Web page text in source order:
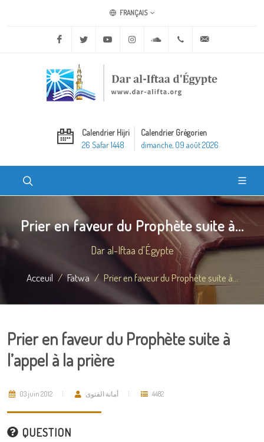
FRANÇAIS
Facebook Twitter Youtube Instagram Soundcloud+20 2 25970400
Calendrier Hijri
26 Safar 1448
Calendrier Grégorien
dimanche, 09 août 2026
Prier en faveur du Prophète suite à...
Dar al-Iftaa d'Égypte
Acceuil Fatwa Prier en faveur du Prophète suite à...
Prier en faveur du Prophète suite à
l’appel à la prière
03 juin 2012 أمانة الفتوى 4482
QUESTION